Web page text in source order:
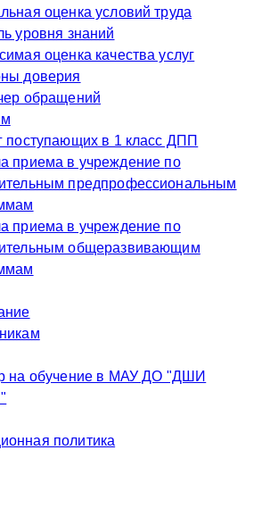
оценка условий труда
уровня знаний
оценка качества услуг
доверия
обращений
поступающих в 1 класс ДПП
по
предпрофессиональным
приема в учреждение по
общеразвивающим
на обучение в МАУ ДО "ДШИ
политика